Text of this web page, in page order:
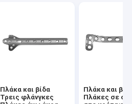
Πλάκα και βίδα
Τρεις φλάνγκες
Πλάκα και
Πλάκες σε